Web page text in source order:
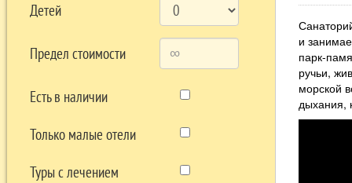
Детей
Предел стоимости
Есть в наличии
Только малые отели
Туры с лечением
и
парк-
ручьи,
морской
дыхания,